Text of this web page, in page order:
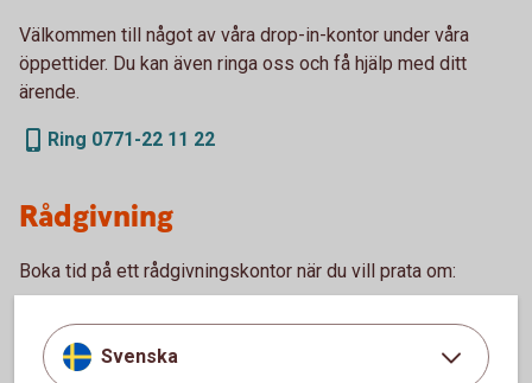
Välkommen till något av våra drop-in-kontor under våra
öppettider. Du kan även ringa oss och få hjälp med ditt
ärende.
Ring 0771-22 11 22
Rådgivning
Boka tid på ett rådgivningskontor när du vill prata om:
Ditt och din familjs sparande och placeringar
Pension och personförsäkringar
Svenska